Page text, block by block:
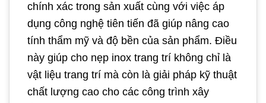
chính xác trong sản xuất cùng với việc áp
dụng công nghệ tiên tiến đã giúp nâng cao
tính thẩm mỹ và độ bền của sản phẩm. Điều
này giúp cho nẹp inox trang trí không chỉ là
vật liệu trang trí mà còn là giải pháp kỹ thuật
chất lượng cao cho các công trình xây